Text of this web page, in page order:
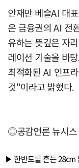
안재만 베슬AI 대
은 금융권의 AI 전
유하는 뜻깊은 자
레이션 기술을 바
최적화된 AI 인프
것"이라고 밝혔다.
◎공감언론 뉴시스